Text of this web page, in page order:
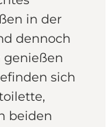
in der
dennoch
genießen
sich
beiden